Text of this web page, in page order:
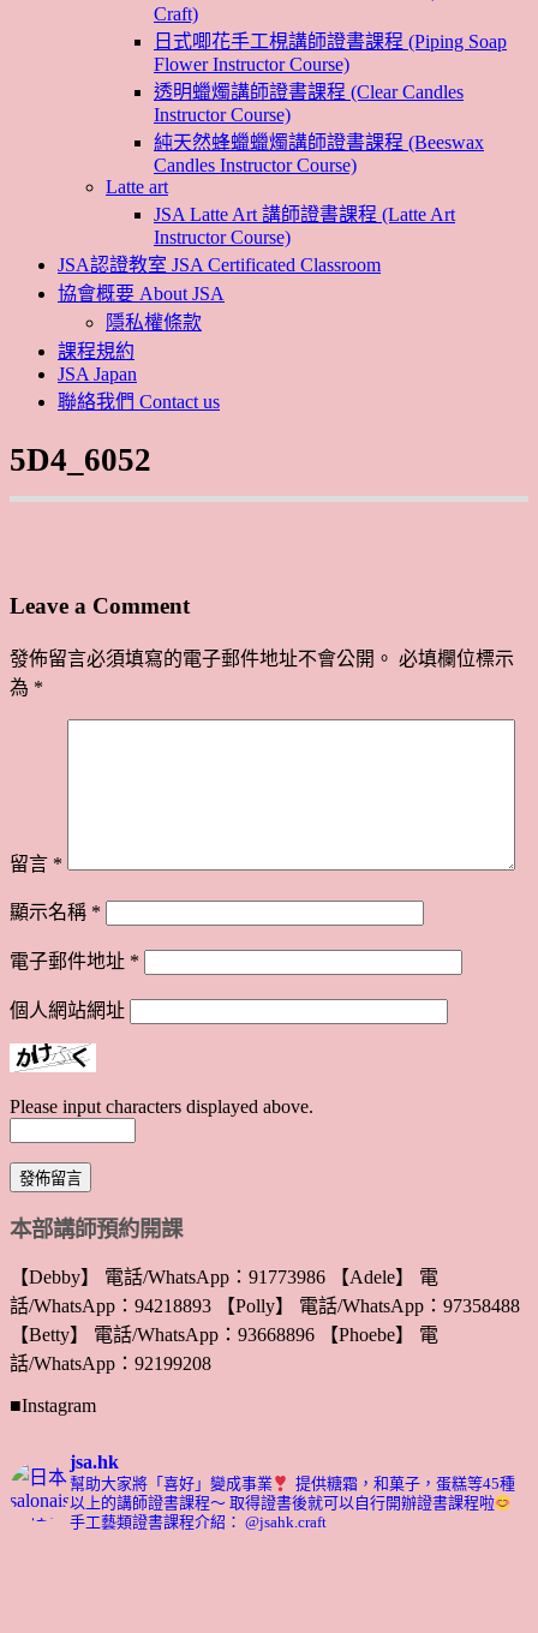
Craft)
日式唧花手工梘講師證書課程 (Piping Soap
Flower Instructor Course)
透明蠟燭講師證書課程 (Clear Candles
Instructor Course)
純天然蜂蠟蠟燭講師證書課程 (Beeswax
Candles Instructor Course)
Latte art
JSA Latte Art 講師證書課程 (Latte Art
Instructor Course)
JSA認證教室 JSA Certificated Classroom
協會概要 About JSA
隱私權條款
課程規約
JSA Japan
聯絡我們 Contact us
5D4_6052
Leave a Comment
發佈留言必須填寫的電子郵件地址不會公開。 必填欄位標示
為 *
留言 *
顯示名稱 *
電子郵件地址 *
個人網站網址
Please input characters displayed above.
本部講師預約開課
【Debby】 電話/WhatsApp：91773986 【Adele】 電
話/WhatsApp：94218893 【Polly】 電話/WhatsApp：97358488
【Betty】 電話/WhatsApp：93668896 【Phoebe】 電
話/WhatsApp：92199208
■Instagram
jsa.hk
幫助大家將「喜好」變成事業
提供糖霜，和菓子，蛋糕等45種
以上的講師證書課程～ 取得證書後就可以自行開辦證書課程啦
手工藝類證書課程介紹： @jsahk.craft